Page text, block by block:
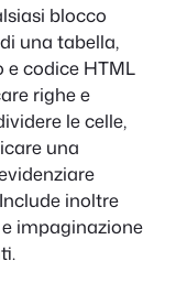
blocco
una tabella,
e codice HTML
righe e
le celle,
una
inoltre
impaginazione